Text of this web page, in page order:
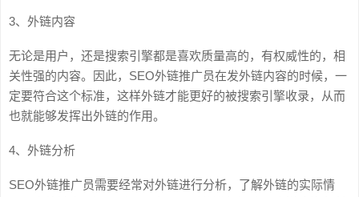
3、外链内容
无论是用户，还是搜索引擎都是喜欢质量高的，有权威性的，相
关性强的内容。因此，SEO外链推广员在发外链内容的时候，一
定要符合这个标准，这样外链才能更好的被搜索引擎收录，从而
也就能够发挥出外链的作用。
4、外链分析
SEO外链推广员需要经常对外链进行分析，了解外链的实际情